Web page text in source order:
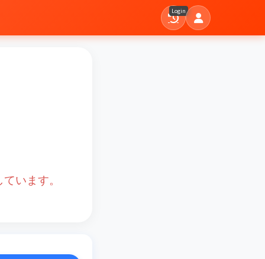
Login
います。